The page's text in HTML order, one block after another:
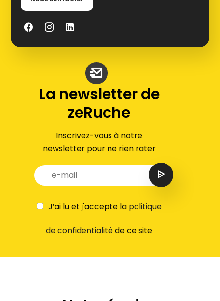
La newsletter de
zeRuche
Inscrivez-vous à notre
newsletter pour ne rien rater
J’ai lu et j'accepte la politique
de confidentialitéde ce site